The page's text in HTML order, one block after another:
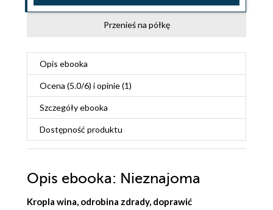
Przenieś na półkę
Opis ebooka
Ocena (5.0/6) i opinie (1)
Szczegółyebooka
Dostępność produktu
Opis ebooka: Nieznajoma
Kropla wina, odrobina zdrady, doprawić